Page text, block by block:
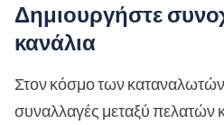
Δημιουργήστε
κανάλια
Στον κόσμο των
συναλλαγές μεταξύ πελατών